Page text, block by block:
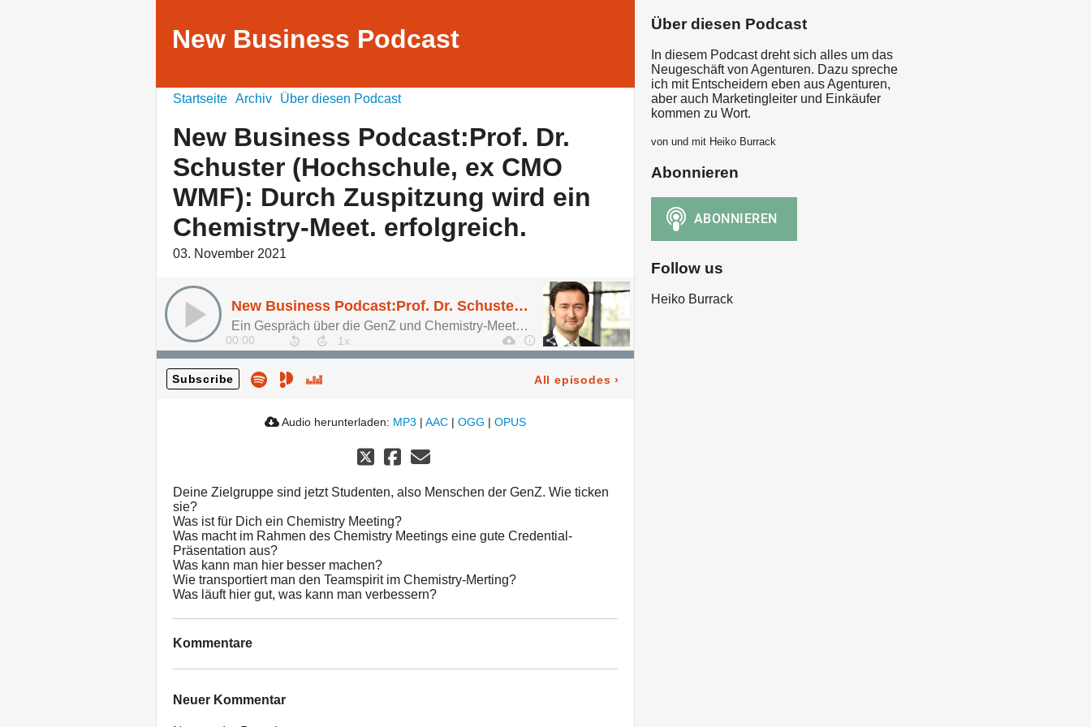
New Business Podcast
Startseite Archiv Über diesen Podcast
New Business Podcast:Prof. Dr.
Schuster (Hochschule, ex CMO
WMF): Durch Zuspitzung wird ein
Chemistry-Meet. erfolgreich.
03. November 2021
New Business Podcast:Prof. Dr. Schuster (Hochschule, ex CMO WMF): Durch Zuspitzung wird ein Chemistry-Meet. erfolgreich.
Ein Gespräch über die GenZ und Chemistry-Meetings.
00:00
Subscribe All episodes ›
Audio herunterladen: MP3 | AAC | OGG | OPUS
Deine Zielgruppe sind jetzt Studenten, also Menschen der GenZ. Wie ticken
sie?
Was ist für Dich ein Chemistry Meeting?
Was macht im Rahmen des Chemistry Meetings eine gute Credential-
Präsentation aus?
Was kann man hier besser machen?
Wie transportiert man den Teamspirit im Chemistry-Merting?
Was läuft hier gut, was kann man verbessern?
Kommentare
Neuer Kommentar
Über diesen Podcast
In diesem Podcast dreht sich alles um das
Neugeschäft von Agenturen. Dazu spreche
ich mit Entscheidern eben aus Agenturen,
aber auch Marketingleiter und Einkäufer
kommen zu Wort.
von und mit Heiko Burrack
Abonnieren
Follow us
Heiko Burrack